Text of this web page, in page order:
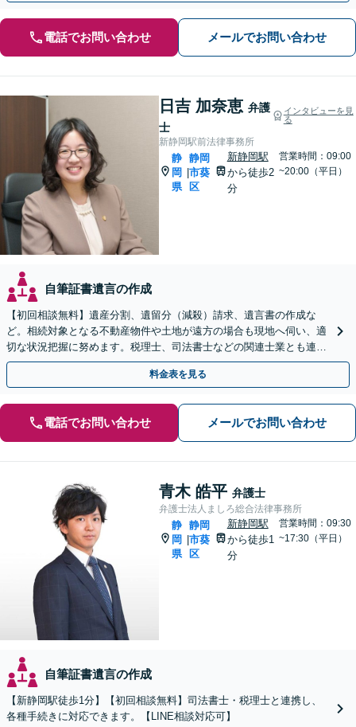
電話でお問い合わせ メールでお問い合わせ
日吉 加奈恵 弁護
士
インタビューを見
る
新静岡駅前法律事務所
静
岡
県
静岡
市葵
区
新静岡駅
から徒歩2
分
営業時間：09:00
~20:00（平日）
自筆証書遺言の作成
【初回相談無料】遺産分割、遺留分（減殺）請求、遺言書の作成な
ど。相続対象となる不動産物件や土地が遠方の場合も現地へ伺い、適
切な状況把握に努めます。税理士、司法書士などの関連士業とも連携
しワンストップで対応します【新静岡駅直結】
料金表を見る
電話でお問い合わせ メールでお問い合わせ
青木 皓平 弁護士
弁護士法人ましろ総合法律事務所
静
岡
県
静岡
市葵
区
新静岡駅
から徒歩1
分
営業時間：09:30
~17:30（平日）
自筆証書遺言の作成
【新静岡駅徒歩1分】【初回相談無料】司法書士・税理士と連携し、
各種手続きに対応できます。【LINE相談対応可】